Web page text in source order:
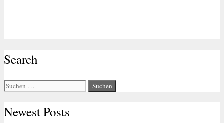
Search
Suche
Newest Posts